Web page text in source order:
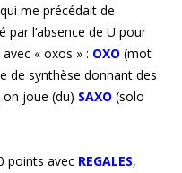
me précédait de
l’absence de U pour
« oxos » : OXO (mot
de synthèse donnant des
joue (du) SAXO (solo
points avec REGALES,